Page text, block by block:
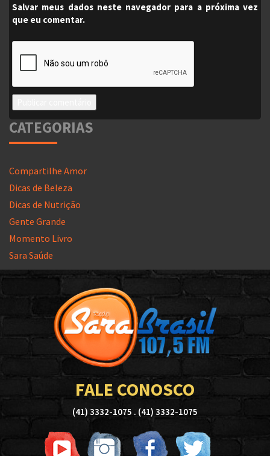
Salvar meus dados neste navegador para a próxima vez
que eu comentar.
CATEGORIAS
Compartilhe Amor
Dicas de Beleza
Dicas de Nutrição
Gente Grande
Momento Livro
Sara Saúde
FALE CONOSCO
(41) 3332-1075 . (41) 3332-1075